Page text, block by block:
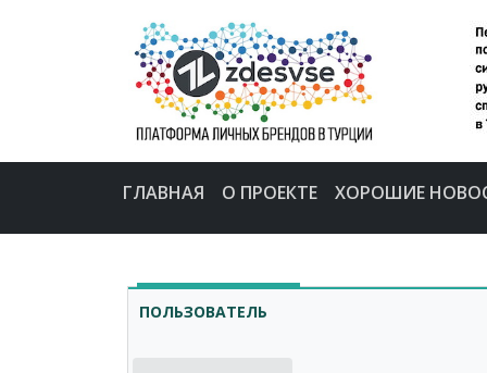
ГЛАВНАЯ О ПРОЕКТЕ ХОРОШИЕ
ПОЛЬЗОВАТЕЛЬ